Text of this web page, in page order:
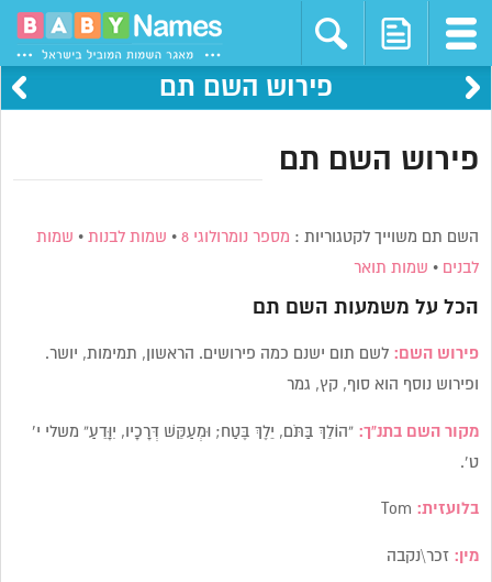
פירוש השם תם
פירוש השם תם
השם תם משוייך לקטגוריות : מספר נומרולוגי 8 • שמות לבנות • שמות
לבנים • שמות תואר
הכל על משמעות השם תם
פירוש השם: לשם תום ישנם כמה פירושים. הראשון, תמימות, יושר.
ופירוש נוסף הוא סוף, קץ, גמר
מקור השם בתנ”ך:“הוֹלֵךְ בַּתֹּם, יֵלֶךְ בֶּטַח; וּמְעַקֵּשׁ דְּרָכָיו, יִוָּדֵעַ” משלי י’
ט’.
בלועזית:
מין: זכר\נקבה